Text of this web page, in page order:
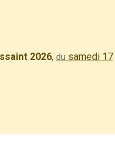
2026, du samedi 17